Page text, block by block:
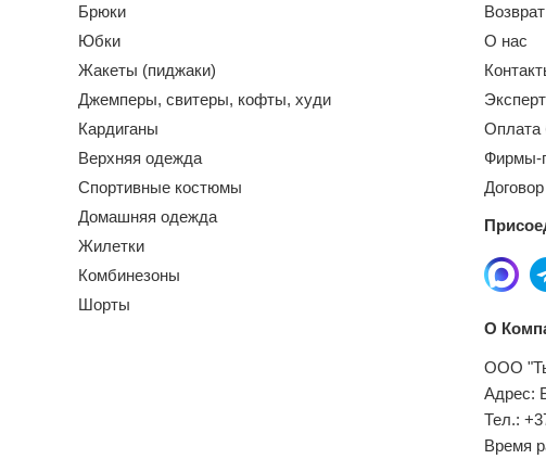
Брюки
Юбки
Жакеты (пиджаки)
Джемперы, свитеры, кофты, худи
Кардиганы
Верхняя одежда
Спортивные костюмы
Домашняя одежда
Жилетки
Комбинезоны
Шорты
Возврат
О нас
Оплата
Фирмы-
О
ООО
Адрес:
Тел.:
Время